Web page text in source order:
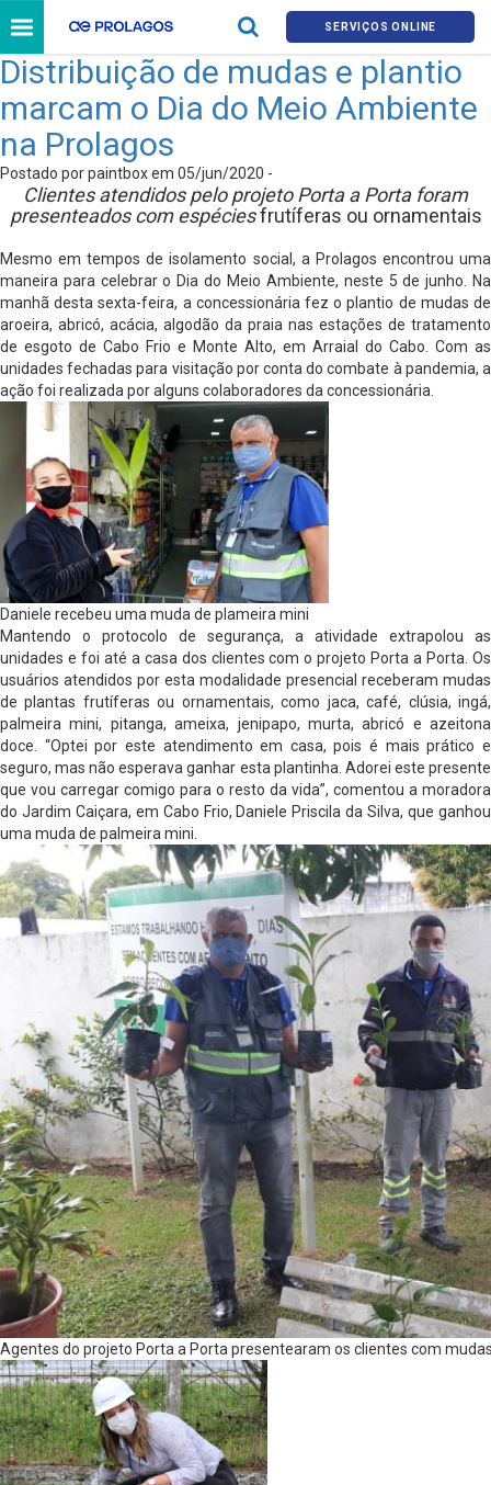
SERVIÇOS ONLINE
Distribuição de mudas e plantio
marcam o Dia do Meio Ambiente
na Prolagos
Postado por paintbox em 05/jun/2020 -
Clientes atendidos pelo projeto Porta a Porta foram
presenteados com espéciesfrutíferas ou ornamentais
Mesmo em tempos de isolamento social, a Prolagos encontrou uma
maneira para celebrar o Dia do Meio Ambiente, neste 5 de junho. Na
manhã desta sexta-feira, a concessionária fez o plantio de mudas de
aroeira, abricó, acácia, algodão da praia nas estações de tratamento
de esgoto de Cabo Frio e Monte Alto, em Arraial do Cabo. Com as
unidades fechadas para visitação por conta do combate à pandemia, a
ação foi realizada por alguns colaboradores da concessionária.
Daniele recebeu uma muda de plameira mini
Mantendo o protocolo de segurança, a atividade extrapolou as
unidades e foi até a casa dos clientes com o projeto Porta a Porta. Os
usuários atendidos por esta modalidade presencial receberam mudas
de plantas frutíferas ou ornamentais, como jaca, café, clúsia, ingá,
palmeira mini, pitanga, ameixa, jenipapo, murta, abricó e azeitona
doce. “Optei por este atendimento em casa, pois é mais prático e
seguro, mas não esperava ganhar esta plantinha. Adorei este presente
que vou carregar comigo para o resto da vida”, comentou a moradora
do Jardim Caiçara, em Cabo Frio, Daniele Priscila da Silva, que ganhou
uma muda de palmeira mini.
Agentes do projeto Porta a Porta presentearam os clientes com